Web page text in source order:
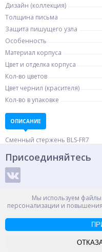
Дизайн (коллекция)
Толщина письма
Защита пишущего узла
Особенность
Материал корпуса
Цвет и отделка корпуса
Кол-во цветов
Цвет чернил (красителя)
Кол-во в упаковке
ОПИСАНИЕ
Сменный стержень BLS-FR7
Мы используем
персонализации и
Присоединяйтесь
Способы оплаты
Россия, Великий Новгород, пр.